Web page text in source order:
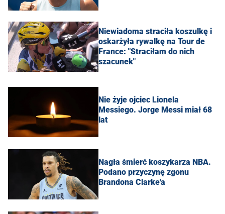
Niewiadoma straciła koszulkę i
oskarżyła rywalkę na Tour de
France: "Straciłam do nich
szacunek"
Nie żyje ojciec Lionela
Messiego. Jorge Messi miał 68
lat
Nagła śmierć koszykarza NBA.
Podano przyczynę zgonu
Brandona Clarke'a